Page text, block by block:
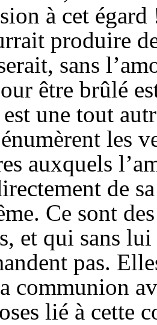
à cet
produire
sans
être brûlé
est une tout
les
auxquels
de
Ce sont
et qui sans
pas.
communion
lié à cette